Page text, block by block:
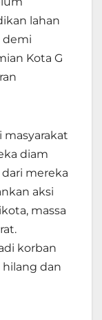
lahan
demi
Kota G
diam
dari mereka
aksi
massa
korban
hilang dan